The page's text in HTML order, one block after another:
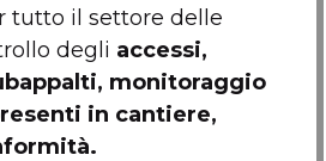
tutto il settore delle
degli accessi,
monitoraggio
in cantiere,